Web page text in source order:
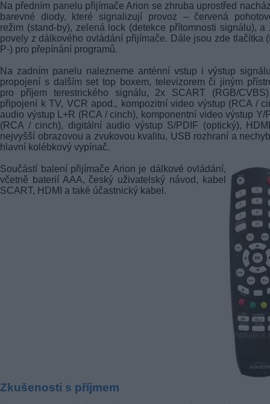
Na předním panelu přijímače Arion se zhruba uprostřed
barevné diody, které signalizují provoz – červená
režim (stand-by), zelená lock (detekce přítomnosti signálu), a
povely z dálkového ovládání přijímače. Dále jsou zde tlačítka
P-) pro přepínání programů.
Na zadním panelu nalezneme anténní vstup i výstup
propojení s dalším set top boxem, televizorem či jiným
pro příjem terestrického signálu, 2x SCART (RGB/
připojení k TV, VCR apod., kompozitní video výstup (RCA /
audio výstup L+R (RCA / cinch), komponentní video výstup Y/
(RCA / cinch), digitální audio výstup S/PDIF (optický),
nejvyšší obrazovou a zvukovou kvalitu, USB rozhraní a
hlavní kolébkový vypínač.
Součástí balení přijímače Arion je dálkové ovládání,
včetně baterií AAA, český uživatelský návod, kabel
SCART, HDMI a také účastnický kabel.
Zkušenosti s příjmem